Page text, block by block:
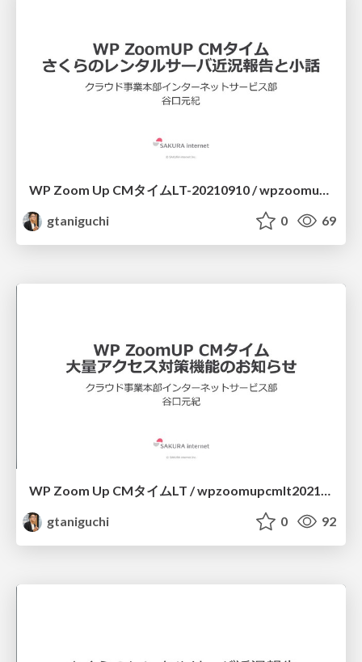
gtaniguchi
0 69
WP Zoom Up CMタイムLT / wpzoomupcmlt20210513
gtaniguchi
0 92